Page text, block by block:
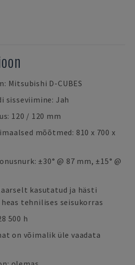
Mitsubishi D-CUBES
sisseviimine: Jah
120 / 120 mm
mõõtmed: 810 x 700 x
±30° @ 87 mm, ±15° @
kasutatud ja hästi
tehnilises seisukorras
500 h
on võimalik üle vaadata